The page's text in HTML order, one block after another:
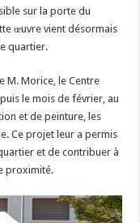
sur la porte du
œuvre vient désormais
quartier.
M. Morice, le Centre
le mois de février, au
et de peinture, les
Ce projet leur a permis
et de contribuer à
proximité.